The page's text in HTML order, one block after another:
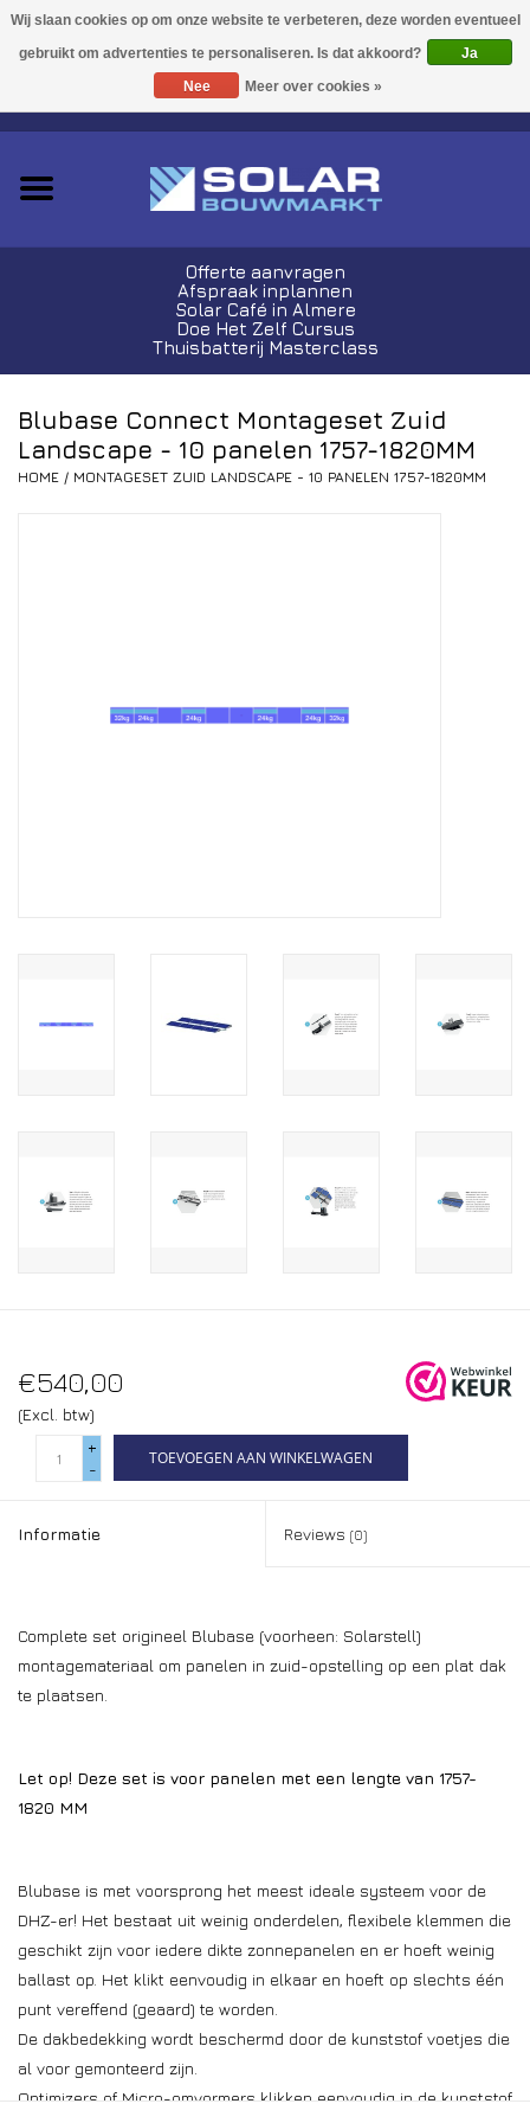
0 Artikelen - €0,00
Acties!
Kabels en Stekkers
Offerte aanvragen
Afspraak inplannen
Solar Café in Almere
Doe Het Zelf Cursus
Thuisbatterij Masterclass
Blubase Connect Montageset Zuid
Landscape - 10 panelen 1757-1820MM
HOME / MONTAGESET ZUID LANDSCAPE - 10 PANELEN 1757-1820MM
€540,00
(Excl. btw)
+
-
TOEVOEGEN AAN WINKELWAGEN
Informatie Reviews (0)
Complete set origineel Blubase (voorheen: Solarstell)
montagemateriaal om panelen in zuid-opstelling op een plat dak
te plaatsen.
Let op! Deze set is voor panelen met een lengte van 1757-
1820 MM
Blubase is met voorsprong het meest ideale systeem voor de
DHZ-er! Het bestaat uit weinig onderdelen, flexibele klemmen die
geschikt zijn voor iedere dikte zonnepanelen en er hoeft weinig
ballast op. Het klikt eenvoudig in elkaar en hoeft op slechts één
punt vereffend (geaard) te worden.
De dakbedekking wordt beschermd door de kunststof voetjes die
al voor gemonteerd zijn.
Optimizers of Micro-omvormers klikken eenvoudig in de kunststof
Ja
Nee
Meer over cookies »